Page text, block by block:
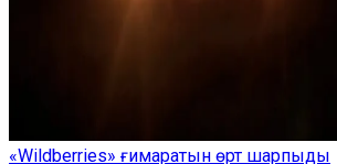
«Wildberries» ғимаратын өрт шарпыды